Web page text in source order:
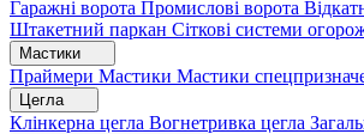
Гаражні ворота Промислові ворота
Штакетний паркан Сіткові системи
Мастики
Праймери Мастики Мастики
Цегла
Клінкерна цегла Вогнетривка цегла